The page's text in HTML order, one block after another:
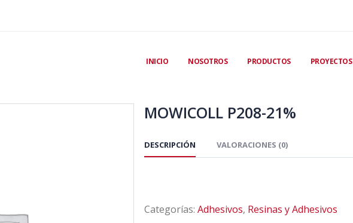
INICIO NOSOTROS PRODUCTOS PROYECTOS
MOWICOLL P208-21%
DESCRIPCIÓN VALORACIONES (0)
Categorías: Adhesivos, Resinas y Adhesivos